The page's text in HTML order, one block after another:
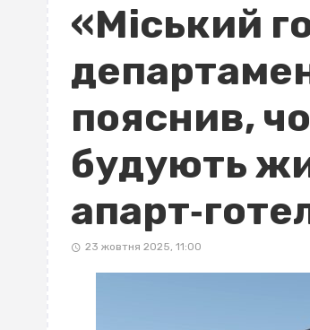
«Міський
пояснив,
будують
23 жовтня 2025, 11:00